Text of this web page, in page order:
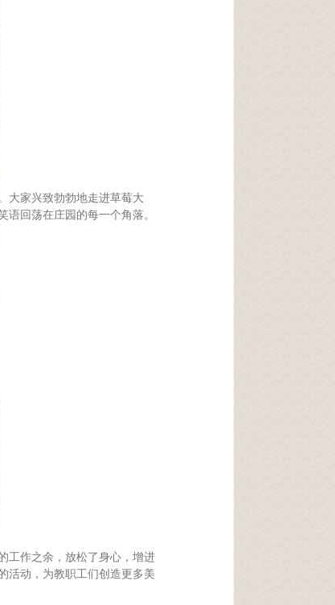
大家兴致勃勃地走进草莓大
回荡在庄园的每一个角落。
工作之余，放松了身心，增进
活动，为教职工们创造更多美